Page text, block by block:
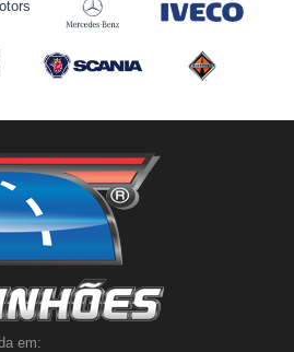
em: